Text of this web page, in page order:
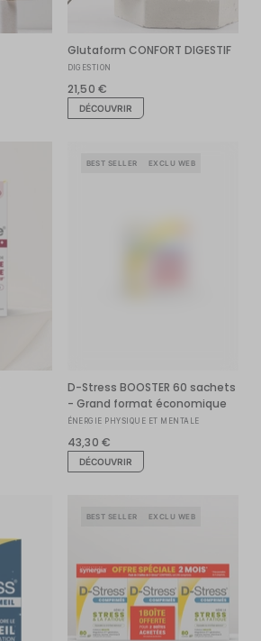
Glutaform CONFORT DIGESTIF
DIGESTION
21,50 €
DÉCOUVRIR
D-Stress BOOSTER 60 sachets
- Grand format économique
ÉNERGIE PHYSIQUE ET MENTALE
43,30 €
DÉCOUVRIR
BEST SELLER EXCLU WEB
BEST SELLER EXCLU WEB